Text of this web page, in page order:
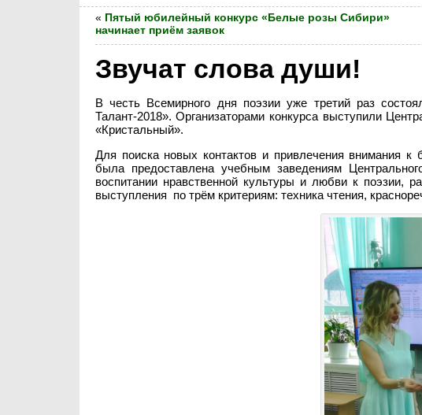
« Пятый юбилейный конкурс «Белые розы Сибири»
начинает приём заявок
Звучат слова души!
В честь Всемирного дня поэзии уже третий раз
Талант-2018». Организаторами конкурса выступили
«Кристальный».
Для поиска новых контактов и привлечения внимания
была предоставлена учебным заведениям
воспитании нравственной культуры и любви к поэзии,
выступления по трём критериям: техника чтения,